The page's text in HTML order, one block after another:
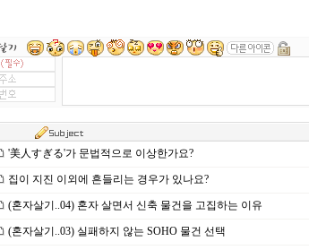
'美人すぎる'가 문법적으로 이상한가요?
집이 지진 이외에 흔들리는 경우가 있나요?
(혼자살기..04) 혼자 살면서 신축 물건을 고집하는 이유
(혼자살기..03) 실패하지 않는 SOHO 물건 선택